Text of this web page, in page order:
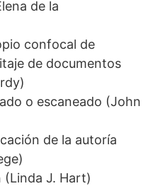
de la
confocal de
de documentos
o escaneado (John
de la autoría
(Linda J. Hart)